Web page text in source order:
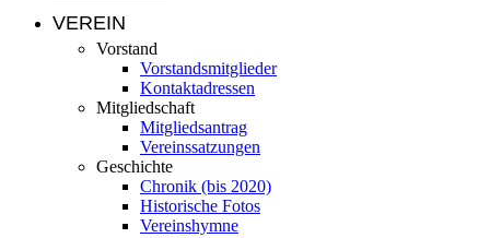
VEREIN
Vorstand
Vorstandsmitglieder
Kontaktadressen
Mitgliedschaft
Mitgliedsantrag
Vereinssatzungen
Geschichte
Chronik (bis 2020)
Historische Fotos
Vereinshymne